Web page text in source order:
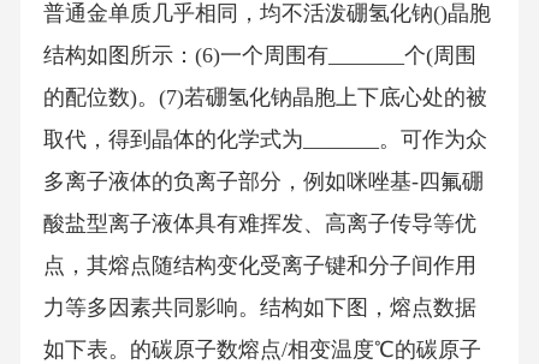
普通金单质几乎相同，均不活泼硼氢化钠()晶胞
结构如图所示：(6)一个周围有_______个(周围
的配位数)。(7)若硼氢化钠晶胞上下底心处的被
取代，得到晶体的化学式为_______。可作为众
多离子液体的负离子部分，例如咪唑基-四氟硼
酸盐型离子液体具有难挥发、高离子传导等优
点，其熔点随结构变化受离子键和分子间作用
力等多因素共同影响。结构如下图，熔点数据
如下表。的碳原子数熔点/相变温度℃的碳原子